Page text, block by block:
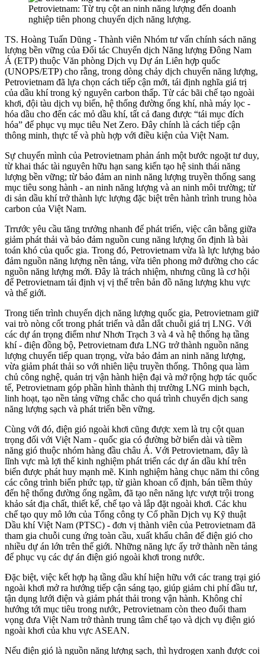
Petrovietnam: Từ trụ cột an ninh năng lượng đến doanh
nghiệp tiên phong chuyển dịch năng lượng.
TS. Hoàng Tuấn Dũng - Thành viên Nhóm tư vấn chính sách năng
lượng bền vững của Đối tác Chuyển dịch Năng lượng Đông Nam
Á (ETP) thuộc Văn phòng Dịch vụ Dự án Liên hợp quốc
(UNOPS/ETP) cho rằng, trong dòng chảy dịch chuyển năng lượng,
Petrovietnam đã lựa chọn cách tiếp cận mới, tái định nghĩa giá trị
của dầu khí trong kỷ nguyên carbon thấp. Từ các bãi chế tạo ngoài
khơi, đội tàu dịch vụ biển, hệ thống đường ống khí, nhà máy lọc -
hóa dầu cho đến các mỏ dầu khí, tất cả đang được “tái mục đích
hóa” để phục vụ mục tiêu Net Zero. Đây chính là cách tiếp cận
thông minh, thực tế và phù hợp với điều kiện của Việt Nam.
Sự chuyển mình của Petrovietnam phản ánh một bước ngoặt tư duy,
từ khai thác tài nguyên hữu hạn sang kiến tạo hệ sinh thái năng
lượng bền vững; từ bảo đảm an ninh năng lượng truyền thống sang
mục tiêu song hành - an ninh năng lượng và an ninh môi trường; từ
di sản dầu khí trở thành lực lượng đặc biệt trên hành trình trung hòa
carbon của Việt Nam.
Trrước yêu cầu tăng trưởng nhanh để phát triển, việc cân bằng giữa
giảm phát thải và bảo đảm nguồn cung năng lượng ổn định là bài
toán khó của quốc gia. Trong đó, Petrovietnam vừa là lực lượng bảo
đảm nguồn năng lượng nền tảng, vừa tiên phong mở đường cho các
nguồn năng lượng mới. Đây là trách nhiệm, nhưng cũng là cơ hội
để Petrovietnam tái định vị vị thế trên bản đồ năng lượng khu vực
và thế giới.
Trong tiến trình chuyển dịch năng lượng quốc gia, Petrovietnam giữ
vai trò nòng cốt trong phát triển và dẫn dắt chuỗi giá trị LNG. Với
các dự án trọng điểm như Nhơn Trạch 3 và 4 và hệ thống hạ tầng
khí - điện đồng bộ, Petrovietnam đưa LNG trở thành nguồn năng
lượng chuyển tiếp quan trọng, vừa bảo đảm an ninh năng lượng,
vừa giảm phát thải so với nhiên liệu truyền thống. Thông qua làm
chủ công nghệ, quản trị vận hành hiện đại và mở rộng hợp tác quốc
tế, Petrovietnam góp phần hình thành thị trường LNG minh bạch,
linh hoạt, tạo nền tảng vững chắc cho quá trình chuyển dịch sang
năng lượng sạch và phát triển bền vững.
Cùng với đó, điện gió ngoài khơi cũng được xem là trụ cột quan
trọng đối với Việt Nam - quốc gia có đường bờ biển dài và tiềm
năng gió thuộc nhóm hàng đầu châu Á. Với Petrovietnam, đây là
lĩnh vực mà lợi thế kinh nghiệm phát triển các dự án dầu khí trên
biển được phát huy mạnh mẽ. Kinh nghiệm hàng chục năm thi công
các công trình biển phức tạp, từ giàn khoan cố định, bán tiềm thủy
đến hệ thống đường ống ngầm, đã tạo nên năng lực vượt trội trong
khảo sát địa chất, thiết kế, chế tạo và lắp đặt ngoài khơi. Các khu
chế tạo quy mô lớn của Tổng công ty Cổ phần Dịch vụ Kỹ thuật
Dầu khí Việt Nam (PTSC) - đơn vị thành viên của Petrovietnam đã
tham gia chuỗi cung ứng toàn cầu, xuất khẩu chân đế điện gió cho
nhiều dự án lớn trên thế giới. Những năng lực ấy trở thành nền tảng
để phục vụ các dự án điện gió ngoài khơi trong nước.
Đặc biệt, việc kết hợp hạ tầng dầu khí hiện hữu với các trang trại gió
ngoài khơi mở ra hướng tiếp cận sáng tạo, giúp giảm chi phí đầu tư,
tận dụng lưới điện và giảm phát thải trong vận hành. Không chỉ
hướng tới mục tiêu trong nước, Petrovietnam còn theo đuổi tham
vọng đưa Việt Nam trở thành trung tâm chế tạo và dịch vụ điện gió
ngoài khơi của khu vực ASEAN.
Nếu điện gió là nguồn năng lượng sạch, thì hydrogen xanh được coi